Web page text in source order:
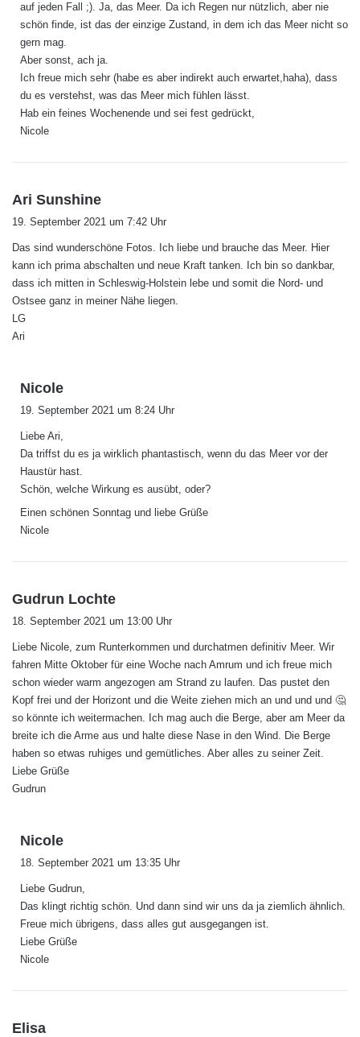
auf jeden Fall ;). Ja, das Meer. Da ich Regen nur nützlich, aber nie
schön finde, ist das der einzige Zustand, in dem ich das Meer nicht so
gern mag.
Aber sonst, ach ja.
Ich freue mich sehr (habe es aber indirekt auch erwartet,haha), dass
du es verstehst, was das Meer mich fühlen lässt.
Hab ein feines Wochenende und sei fest gedrückt,
Nicole
Ari Sunshine
t
:
19. September 2021 um 7:42 Uhr
Das sind wunderschöne Fotos. Ich liebe und brauche das Meer. Hier
kann ich prima abschalten und neue Kraft tanken. Ich bin so dankbar,
dass ich mitten in Schleswig-Holstein lebe und somit die Nord- und
Ostsee ganz in meiner Nähe liegen.
LG
Ari
Nicole
:
19. September 2021 um 8:24 Uhr
Liebe Ari,
Da triffst du es ja wirklich phantastisch, wenn du das Meer vor der
Haustür hast.
Schön, welche Wirkung es ausübt, oder?
Einen schönen Sonntag und liebe Grüße
Nicole
Gudrun Lochte
t
:
18. September 2021 um 13:00 Uhr
Liebe Nicole, zum Runterkommen und durchatmen definitiv Meer. Wir
fahren Mitte Oktober für eine Woche nach Amrum und ich freue mich
schon wieder warm angezogen am Strand zu laufen. Das pustet den
Kopf frei und der Horizont und die Weite ziehen mich an und und und 🤔
so könnte ich weitermachen. Ich mag auch die Berge, aber am Meer da
breite ich die Arme aus und halte diese Nase in den Wind. Die Berge
haben so etwas ruhiges und gemütliches. Aber alles zu seiner Zeit.
Liebe Grüße
Gudrun
Nicole
t
:
18. September 2021 um 13:35 Uhr
Liebe Gudrun,
Das klingt richtig schön. Und dann sind wir uns da ja ziemlich ähnlich.
Freue mich übrigens, dass alles gut ausgegangen ist.
Liebe Grüße
Nicole
Elisa